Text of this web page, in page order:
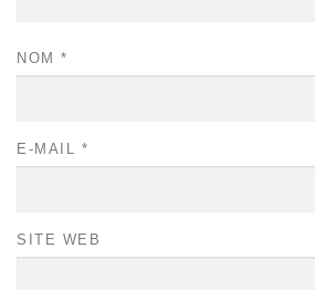
NOM *
E-MAIL *
SITE WEB